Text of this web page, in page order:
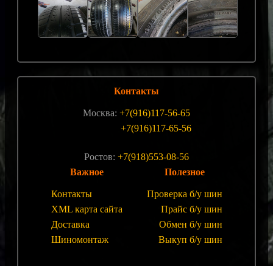
Контакты
Москва: +7(916)117-56-65
+7(916)117-65-56
Ростов: +7(918)553-08-56
Важное
Контакты
XML карта сайта
Доставка
Шиномонтаж
Полезное
Проверка б/у шин
Прайс б/у шин
Обмен б/у шин
Выкуп б/у шин